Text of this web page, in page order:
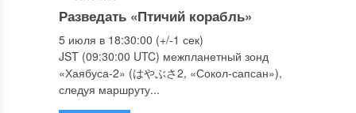
Разведать «Птичий корабль»
5 июля в 18:30:00 (+/-1 сек)
JST (09:30:00 UTC) межпланетный зонд
«Хаябуса-2» (はやぶさ2, «Сокол-сапсан»),
следуя маршруту...